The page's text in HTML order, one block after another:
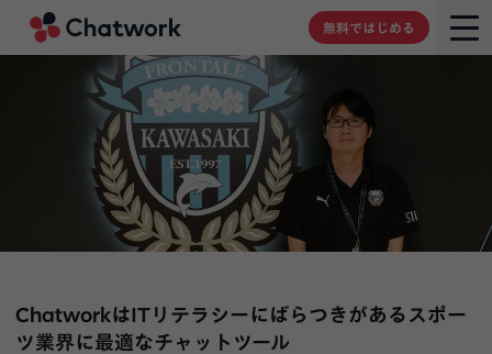
無料ではじめる
ChatworkはITリテラシーにばらつきがあるスポー
ツ業界に最適なチャットツール